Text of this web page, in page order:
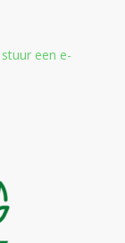
stuur een e-